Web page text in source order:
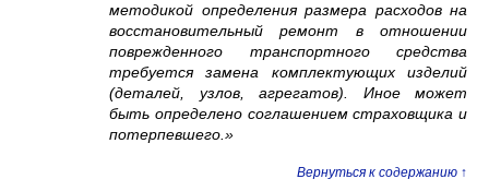
методикой определения размера расходов на
восстановительный ремонт в отношении
поврежденного транспортного средства
требуется замена комплектующих изделий
(деталей, узлов, агрегатов). Иное может
быть определено соглашением страховщика и
потерпевшего.»
Вернуться к содержанию ↑